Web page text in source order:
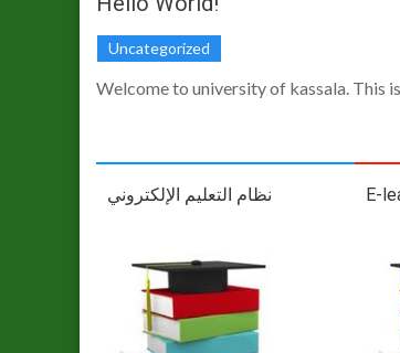
Uncategorized
Welcome to university of kassala. This
نظام التعليم اﻹلكتروني E-